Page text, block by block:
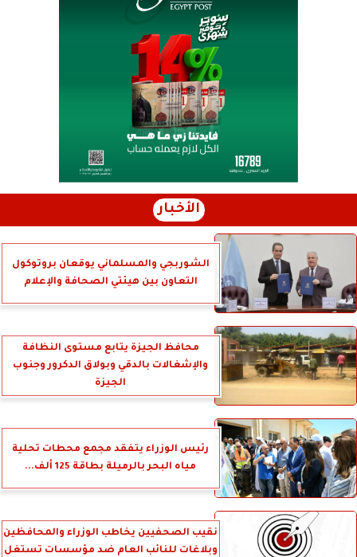
الأخبار
الشوربجي والمسلماني يوقعان بروتوكول
التعاون بين هيئتي الصحافة والإعلام
محافظ الجيزة يتابع مستوى النظافة
والإشغالات بالدقي وبولاق الدكرور وجنوب
الجيزة
رئيس الوزراء يتفقد مجمع محطات تحلية
مياه البحر بالرميلة بطاقة 125 ألف...
نقيب الصحفيين يخاطب الوزراء والمحافظين
وبلاغات للنائب العام ضد مؤسسات تستغل